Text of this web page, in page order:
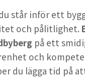
står inför ett
och pålitlighet.
på ett
och
du lägga tid på